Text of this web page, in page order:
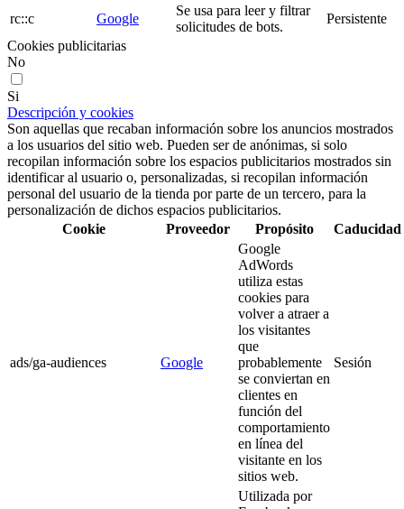
rc::c Google
Se usa para leer y filtrar
solicitudes de bots.
Persistente
Cookies publicitarias
No
Si
Descripción y cookies
Son aquellas que recaban información sobre los anuncios mostrados
a los usuarios del sitio web. Pueden ser de anónimas, si solo
recopilan información sobre los espacios publicitarios mostrados sin
identificar al usuario o, personalizadas, si recopilan información
personal del usuario de la tienda por parte de un tercero, para la
personalización de dichos espacios publicitarios.
Cookie
Proveedor Propósito Caducidad
ads/ga-audiences Google
Google
AdWords
utiliza estas
cookies para
volver a atraer a
los visitantes
que
probablemente
se conviertan en
clientes en
función del
comportamiento
en línea del
visitante en los
sitios web.
Sesión
Utilizada por